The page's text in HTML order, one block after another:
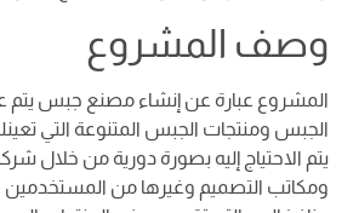
وصف المشروع
المشروع عبارة عن إنشاء مصنع جبس يتم
الجبس ومنتجات الجبس المتنوعة التي
يتم الاحتياج إليه بصورة دورية من خلال
ومكاتب التصميم وغيرها من